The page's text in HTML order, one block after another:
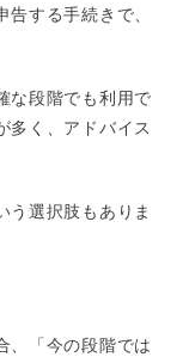
する手続きで、
な段階でも利用で
多く、アドバイス
う選択肢もありま
、「今の段階では